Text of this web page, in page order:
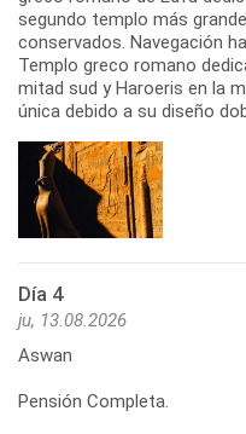
segundo templo más
conservados. Navegación
Templo greco romano
mitad sud y Haroeris en la
única debido a su diseño
Día 4
ju, 13.08.2026
Aswan
Pensión Completa.